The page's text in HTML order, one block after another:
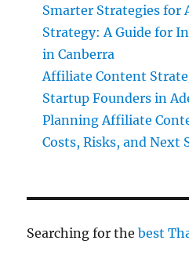
Smarter Strategies for
Strategy: A Guide for
in Canberra
Affiliate Content
Startup Founders in
Planning Affiliate
Costs, Risks, and Next
Searching for thebest